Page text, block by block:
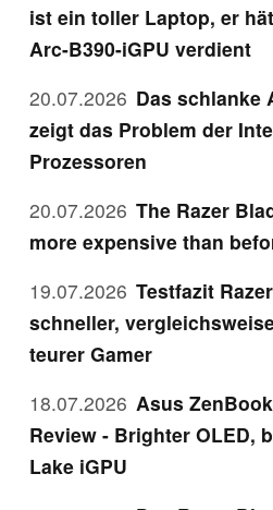
ist ein toller Laptop, er
Arc-B390-iGPU verdient
20.07.2026 Das schlanke
zeigt das Problem der
Prozessoren
20.07.2026 The Razer
more expensive than
19.07.2026 Testfazit
schneller,
teurer Gamer
18.07.2026 Asus
Review - Brighter OLED,
Lake iGPU